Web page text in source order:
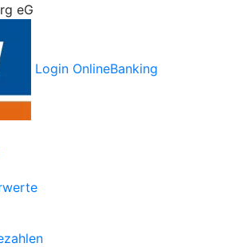
eG
Login OnlineBanking